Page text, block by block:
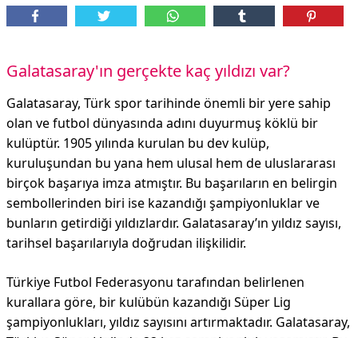
Galatasaray'ın gerçekte kaç yıldızı var?
Galatasaray, Türk spor tarihinde önemli bir yere sahip
olan ve futbol dünyasında adını duyurmuş köklü bir
kulüptür. 1905 yılında kurulan bu dev kulüp,
kuruluşundan bu yana hem ulusal hem de uluslararası
birçok başarıya imza atmıştır. Bu başarıların en belirgin
sembollerinden biri ise kazandığı şampiyonluklar ve
bunların getirdiği yıldızlardır. Galatasaray’ın yıldız sayısı,
tarihsel başarılarıyla doğrudan ilişkilidir.
Türkiye Futbol Federasyonu tarafından belirlenen
kurallara göre, bir kulübün kazandığı Süper Lig
şampiyonlukları, yıldız sayısını artırmaktadır. Galatasaray,